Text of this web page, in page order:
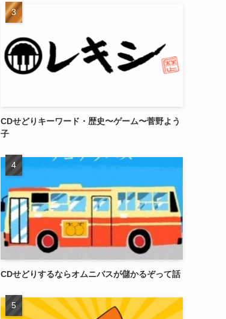
CDせどりキーワード・歴史〜ゲーム〜菅野よう
子
CDせどりするならオムニバスが儲かるぞって話